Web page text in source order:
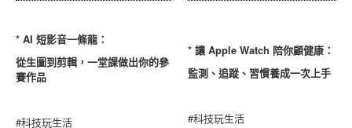
* AI 短影音一條龍：
從生圖到剪輯，一堂課做出你的參
賽作品
#科技玩生活
* 讓 Apple Watch 陪你顧健康：
監測、追蹤、習慣養成一次上手
#科技玩生活